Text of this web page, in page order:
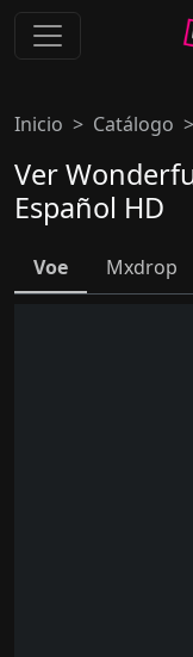
Inicio Catálogo
Ver
Español HD
Voe Mxdrop